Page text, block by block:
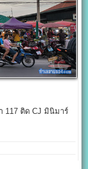
117 ติด CJ มินิมาร์